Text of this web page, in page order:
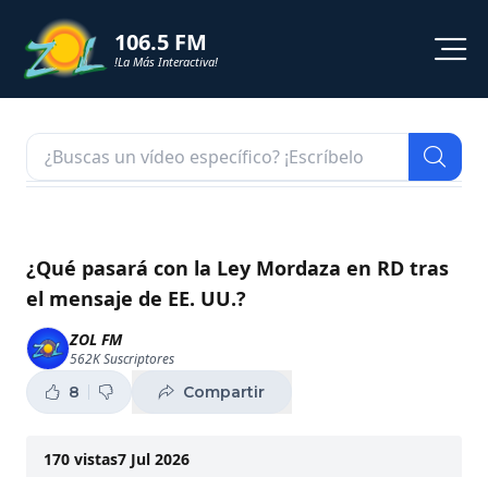
106.5 FM
!La Más Interactiva!
NOTICIAS
SHORTS
PODCAST
ZOL TV
¿Qué pasará con la Ley Mordaza en RD tras
el mensaje de EE. UU.?
ZOL FM
562KSuscriptores
8 Compartir
170 vistas7 Jul 2026